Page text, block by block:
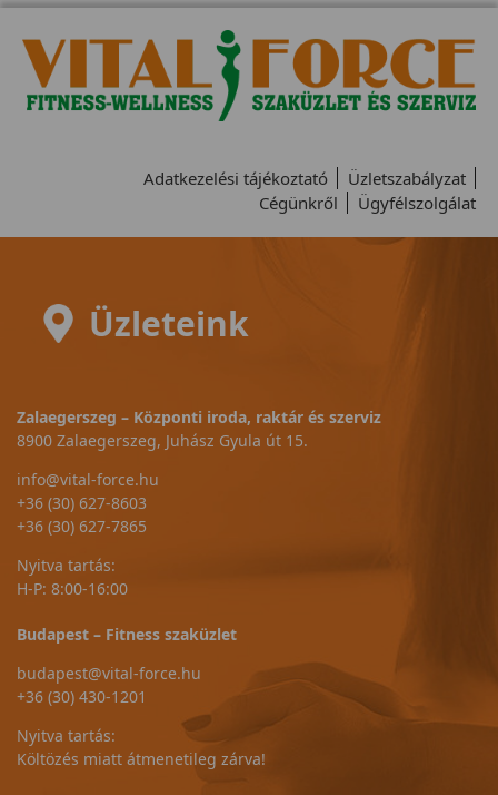
Adatkezelési tájékoztató
Üzletszabályzat
Cégünkről
Ügyfélszolgálat
Üzleteink
Zalaegerszeg – Központi iroda, raktár és szerviz
8900 Zalaegerszeg, Juhász Gyula út 15.
info@vital-force.hu
+36 (30) 627-8603
+36 (30) 627-7865
Nyitva tartás:
H-P: 8:00-16:00
Budapest – Fitness szaküzlet
budapest@vital-force.hu
+36 (30) 430-1201
Nyitva tartás:
Költözés miatt átmenetileg zárva!